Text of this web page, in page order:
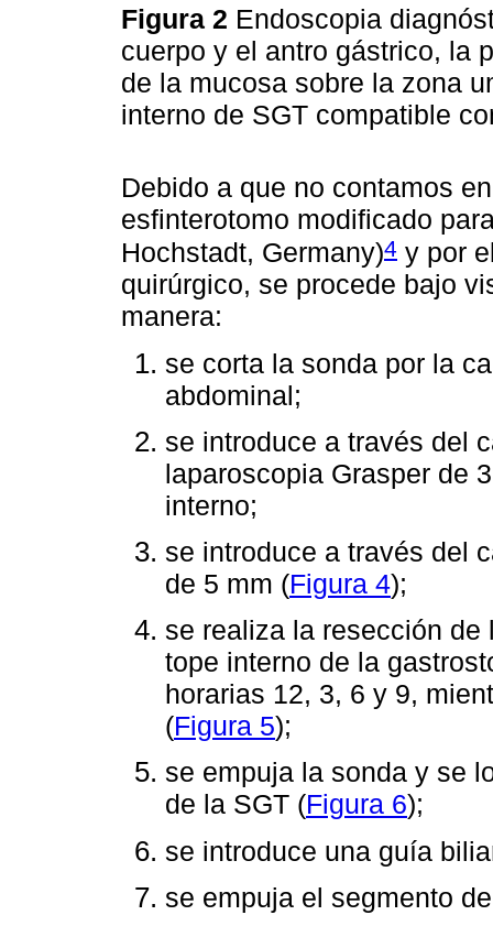
Figura 2 Endoscopia
cuerpo y el antro gástrico, la
de la mucosa sobre la zona
interno de SGT compatible
Debido a que no contamos
esfinterotomo modificado
Hochstadt, Germany)4 y por
quirúrgico, se procede bajo
manera:
se corta la sonda por la
abdominal;
se introduce a través del
laparoscopia Grasper de
interno;
se introduce a través del
de 5 mm (Figura 4);
se realiza la resección
tope interno de la
horarias 12, 3, 6 y 9,
(Figura 5);
se empuja la sonda y se
de la SGT (Figura 6);
se introduce una guía
se empuja el segmento